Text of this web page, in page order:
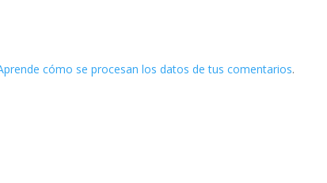
cómo se procesan los datos de tus comentarios.